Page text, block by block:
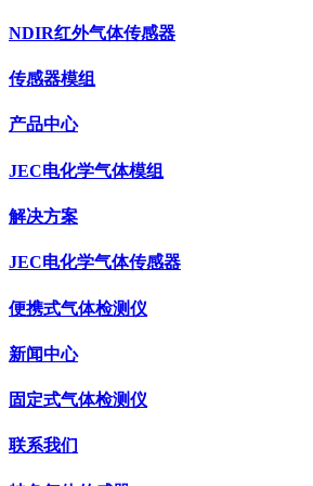
NDIR红外气体传感器
传感器模组
产品中心
JEC电化学气体模组
解决方案
JEC电化学气体传感器
便携式气体检测仪
新闻中心
固定式气体检测仪
联系我们